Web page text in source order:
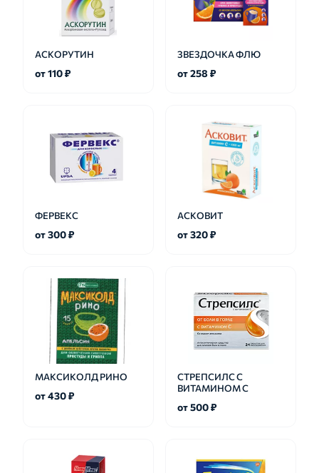
АСКОРУТИН
от 110 ₽
ЗВЕЗДОЧКА ФЛЮ
от 258 ₽
ФЕРВЕКС
от 300 ₽
АСКОВИТ
от 320 ₽
МАКСИКОЛД РИНО
от 430 ₽
СТРЕПСИЛС С
ВИТАМИНОМ С
от 500 ₽